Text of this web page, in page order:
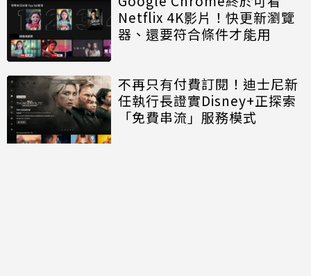
Netflix 4K影片！快更新瀏覽
器、還要符合條件才能用
不再只有付費訂閱！迪士尼新
任執行長證實Disney+正探索
「免費串流」服務模式